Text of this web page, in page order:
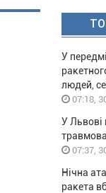
У
людей,
07:18,
У Львові
07:37,
Нічна
ракета